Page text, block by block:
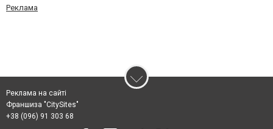
Реклама
Реклама на сайті
Франшиза "CitySites"
+38 (096) 91 303 68